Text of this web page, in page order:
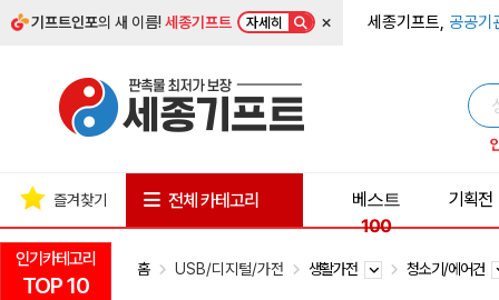
기프트인포의 새 이름!세종기프트 자세히 × 세종기프트, 공공기
인기카테고리
TOP 10
즐겨찾기 전체 카테고리
베스트
100
기획전
홈 USB/디지털/가전 생활가전 청소기/에어건